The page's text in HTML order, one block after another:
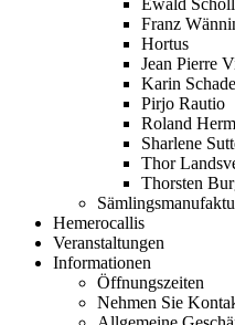
Ewald
Franz
Hortus
Jean Pierre
Karin Schade
Pirjo Rautio
Roland
Sharlene
Thor
Thorsten
Hemerocallis
Veranstaltungen
Informationen
Öffnungszeiten
Nehmen Sie